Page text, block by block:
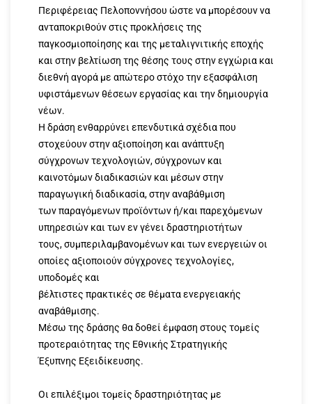
Περιφέρειας Πελοποννήσου ώστε να μπορέσουν να
ανταποκριθούν στις προκλήσεις της
παγκοσμιοποίησης και της μεταλιγνιτικής εποχής
και στην βελτίωση της θέσης τους στην εγχώρια και
διεθνή αγορά με απώτερο στόχο την εξασφάλιση
υφιστάμενων θέσεων εργασίας και την δημιουργία
νέων.
Η δράση ενθαρρύνει επενδυτικά σχέδια που
στοχεύουν στην αξιοποίηση και ανάπτυξη
σύγχρονων τεχνολογιών, σύγχρονων και
καινοτόμων διαδικασιών και μέσων στην
παραγωγική διαδικασία, στην αναβάθμιση
των παραγόμενων προϊόντων ή/και παρεχόμενων
υπηρεσιών και των εν γένει δραστηριοτήτων
τους, συμπεριλαμβανομένων και των ενεργειών οι
οποίες αξιοποιούν σύγχρονες τεχνολογίες,
υποδομές και
βέλτιστες πρακτικές σε θέματα ενεργειακής
αναβάθμισης.
Μέσω της δράσης θα δοθεί έμφαση στους τομείς
προτεραιότητας της Εθνικής Στρατηγικής
Έξυπνης Εξειδίκευσης.
Οι επιλέξιμοι τομείς δραστηριότητας με